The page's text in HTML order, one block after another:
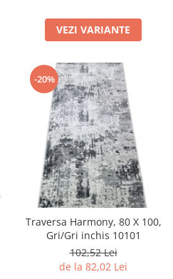
VEZI VARIANTE
-20%
Traversa Harmony, 80 X 100,
Gri/Gri inchis 10101
102,52 Lei
de la 82,02 Lei